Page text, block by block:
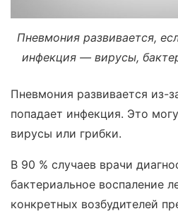
Пневмония развивается,
инфекция — вирусы,
Пневмония развивается из-
попадает инфекция. Это
вирусы или грибки.
В 90 % случаев врачи
бактериальное воспаление
конкретных возбудителей